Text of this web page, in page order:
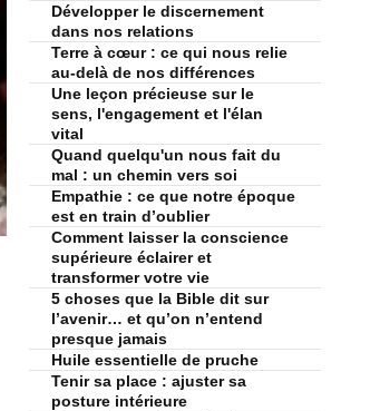
Développer le discernement
dans nos relations
Terre à cœur : ce qui nous relie
au-delà de nos différences
Une leçon précieuse sur le
sens, l'engagement et l'élan
vital
Quand quelqu'un nous fait du
mal : un chemin vers soi
Empathie : ce que notre époque
est en train d’oublier
Comment laisser la conscience
supérieure éclairer et
transformer votre vie
5 choses que la Bible dit sur
l’avenir… et qu’on n’entend
presque jamais
Huile essentielle de pruche
Tenir sa place : ajuster sa
posture intérieure